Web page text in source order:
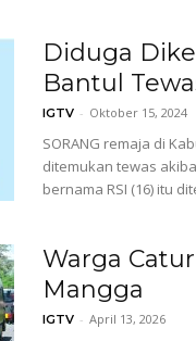
Diduga
Bantul
IGTV - Oktober 15, 2024
SORANG remaja di
ditemukan tewas
bernama RSI (16) itu
Warga
Mangga
IGTV - April 13, 2026